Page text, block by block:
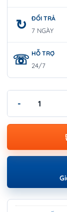
ĐỔI TRẢ
7 NGÀY
HỖ TRỢ
24/7